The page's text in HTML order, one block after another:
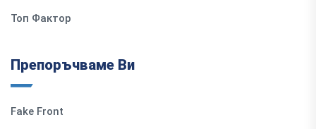
Топ Фактор
Препоръчваме Ви
Fake Front